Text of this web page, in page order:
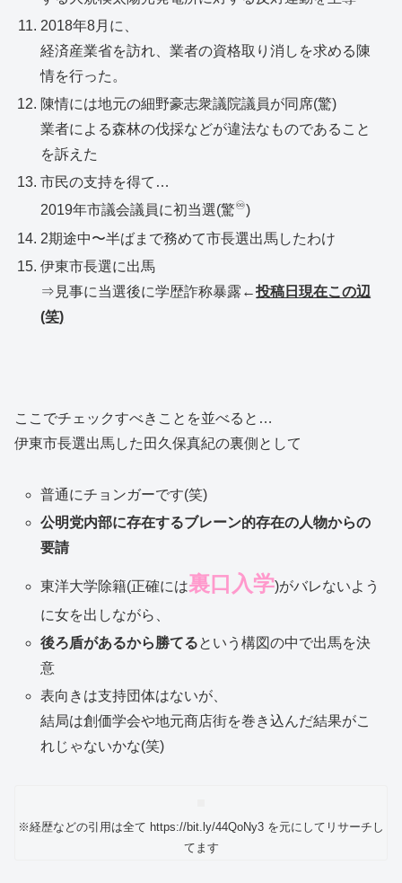
2018年8月に、
経済産業省を訪れ、業者の資格取り消しを求める陳
情を行った。
陳情には地元の細野豪志衆議院議員が同席(驚)
業者による森林の伐採などが違法なものであること
を訴えた
市民の支持を得て…
2019年市議会議員に初当選(驚♾️)
2期途中〜半ばまで務めて市長選出馬したわけ
伊東市長選に出馬
⇒見事に当選後に学歴詐称暴露←投稿日現在この辺
(笑)
ここでチェックすべきことを並べると…
伊東市長選出馬した田久保真紀の裏側として
普通にチョンガーです(笑)
公明党内部に存在するブレーン的存在の人物からの
要請
東洋大学除籍(正確には裏口入学)がバレないよう
に女を出しながら、
後ろ盾があるから勝てるという構図の中で出馬を決
意
表向きは支持団体はないが、
結局は創価学会や地元商店街を巻き込んだ結果がこ
れじゃないかな(笑)
※経歴などの引用は全て https://bit.ly/44QoNy3 を元にしてリサーチし
てます